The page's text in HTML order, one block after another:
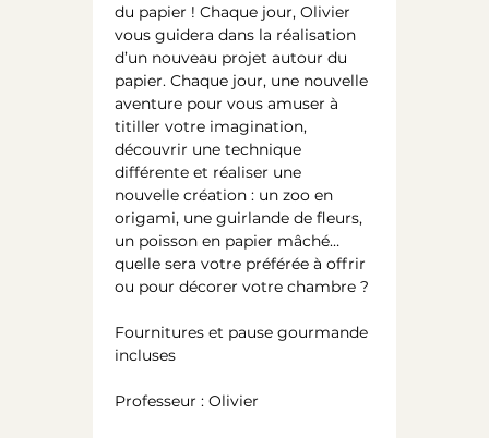
du papier ! Chaque jour, Olivier
vous guidera dans la réalisation
d’un nouveau projet autour du
papier. Chaque jour, une nouvelle
aventure pour vous amuser à
titiller votre imagination,
découvrir une technique
différente et réaliser une
nouvelle création : un zoo en
origami, une guirlande de fleurs,
un poisson en papier mâché…
quelle sera votre préférée à offrir
ou pour décorer votre chambre ?
Fournitures et pause gourmande
incluses
Professeur : Olivier